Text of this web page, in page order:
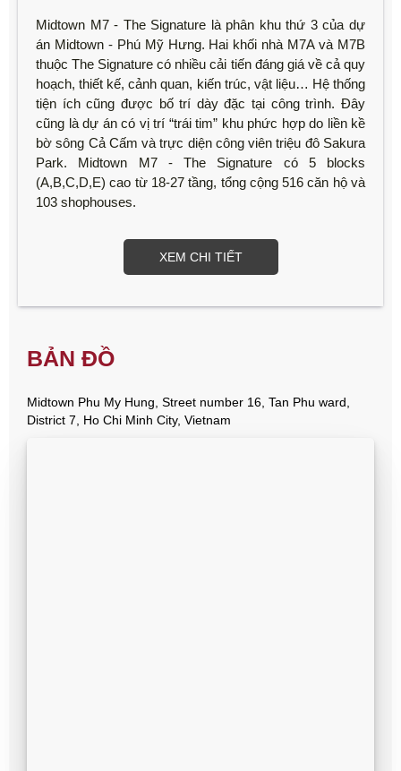
Midtown M7 - The Signature là phân khu thứ 3 của dự
án Midtown - Phú Mỹ Hưng. Hai khối nhà M7A và M7B
thuộc The Signature có nhiều cải tiến đáng giá về cả quy
hoạch, thiết kế, cảnh quan, kiến trúc, vật liệu… Hệ thống
tiện ích cũng được bố trí dày đặc tại công trình. Đây
cũng là dự án có vị trí “trái tim” khu phức hợp do liền kề
bờ sông Cả Cấm và trực diện công viên triệu đô Sakura
Park. Midtown M7 - The Signature có 5 blocks
(A,B,C,D,E) cao từ 18-27 tầng, tổng cộng 516 căn hộ và
103 shophouses.
XEM CHI TIẾT
BẢN ĐỒ
Midtown Phu My Hung, Street number 16, Tan Phu ward,
District 7, Ho Chi Minh City, Vietnam